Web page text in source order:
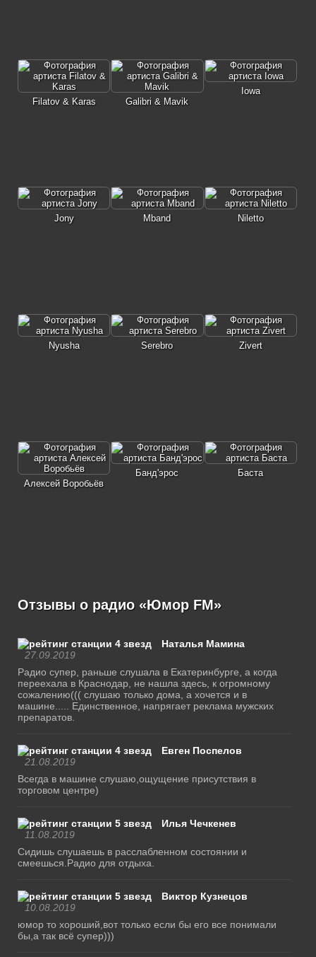
Filatov & Karas Galibri & Mavik
Iowa
Jony Mband Niletto
Nyusha Serebro Zivert
Алексей Воробьёв
Банд'эрос Баста
Отзывы о радио «Юмор FM»
Наталья Мамина
27.09.2019
Радио супер, раньше слушала в Екатеринбурге, а когда
переехала в Краснодар, не нашла здесь, к огромному
сожалению((( слушаю только дома, а хочется и в
машине..... Единственное, напрягает реклама мужских
препаратов.
Евген Поспелов
21.08.2019
Всегда в машине слушаю,ощущение присутствия в
торговом центре)
Илья Чечкенев
11.08.2019
Сидишь слушаешь в расслабленном состоянии и
смеешься.Радио для отдыха.
Виктор Кузнецов
10.08.2019
юмор то хороший,вот только если бы его все понимали
бы,а так всё супер)))